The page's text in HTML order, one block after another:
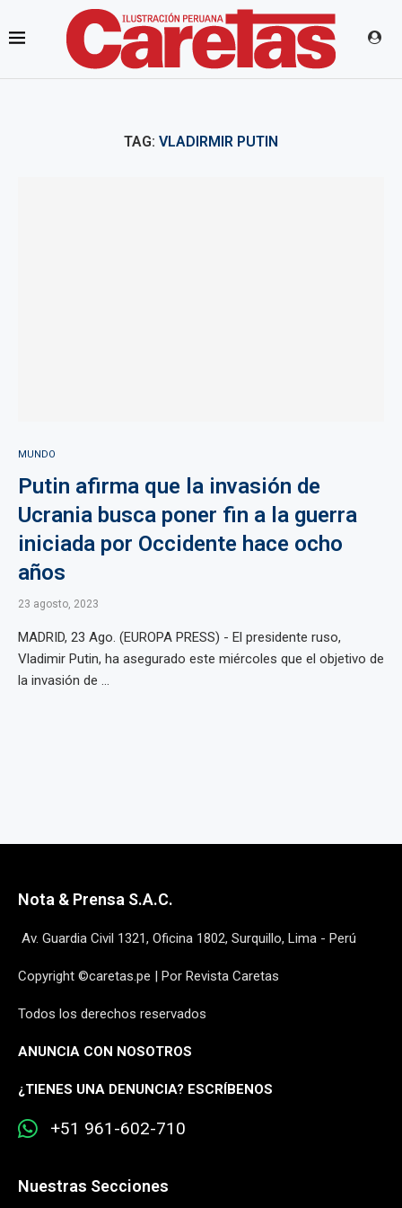
TAG: VLADIRMIR PUTIN
MUNDO
Putin afirma que la invasión de
Ucrania busca poner fin a la guerra
iniciada por Occidente hace ocho
años
23 agosto, 2023
MADRID, 23 Ago. (EUROPA PRESS) - El presidente ruso,
Vladimir Putin, ha asegurado este miércoles que el objetivo de
la invasión de ...
Nota & Prensa S.A.C.
Av. Guardia Civil 1321, Oficina 1802, Surquillo, Lima - Perú
Copyright ©caretas.pe | Por Revista Caretas
Todos los derechos reservados
ANUNCIA CON NOSOTROS
¿TIENES UNA DENUNCIA? ESCRÍBENOS
+51 961-602-710
Nuestras Secciones